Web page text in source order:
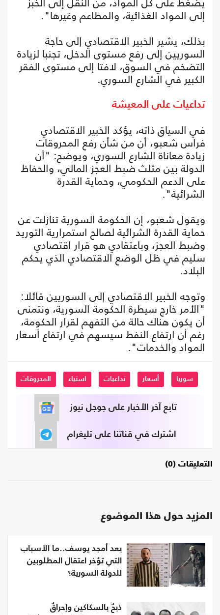
إلى المواد الغذائية، والمطاعم وغيرها".
بذلك، يشير الخبير الاقتصادي إلى حاجة
السوريين إلى رفع مستوى الدخل، تجنبا لزيادة
التضخم في السوق، لافتا إلى مستوى الفقر
الكبير في الشارع السوري.
تداعيات على المعيشة
في السياق ذاته، يؤكد الخبير الاقتصادي
فراس شعبو، أن من شأن رفع المحروقات
زيادة معاناة الشارع السوري، ويوضح: "أن
الدولة بين مثلث ضبط العجز المالي، والحفاظ
على الدعم الحكومي، وحماية القدرة
الشرائية".
ويقول شعبو، إن الحكومة السورية تنازلت عن
حماية القدرة الشرائية لصالح استمرارية التوريد
وضبط العجز، وباعتقادي هو قرار اقتصادي
سليم في ظل الوضع الاقتصادي الذي يحكم
البلاد.
وتوجه الخبير الاقتصادي إلى السوريين قائلا:
"الأمر خارج سيطرة الحكومة السورية، ونتمنى
أن يكون هناك حالة من التفهم لقرار الحكومة،
رغم أن ارتفاع النفط سيسهم في ارتفاع أسعار
المواد والخدمات".
سوريا أسعار تداعيات استياء المحروقات
تابع آخر الأخبار على جوجل نيوز
اشترك في قناتنا على تليغرام
التعليقات (0)
المزيد حول هذا الموضوع
بعد أمجد يوسف..ما الأسباب
التي تؤخر اعتقال المطلوبين
للدولة السورية؟
ذبحٌ بالسكاكين وإحراقٌ